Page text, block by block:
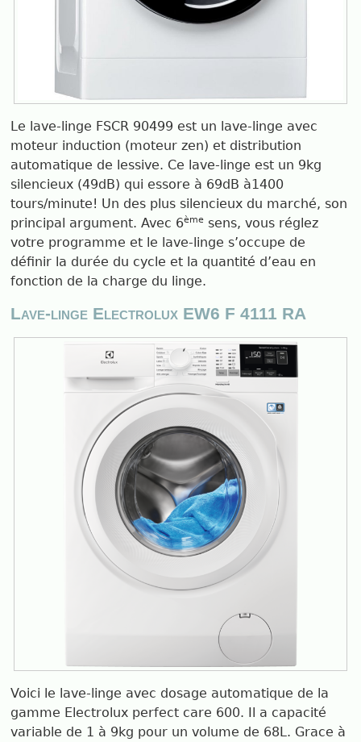
Le lave-linge FSCR 90499 est un lave-linge avec
moteur induction (moteur zen) et distribution
automatique de lessive. Ce lave-linge est un 9kg
silencieux (49dB) qui essore à 69dB à1400
tours/minute! Un des plus silencieux du marché, son
principal argument. Avec 6ème sens, vous réglez
votre programme et le lave-linge s’occupe de
définir la durée du cycle et la quantité d’eau en
fonction de la charge du linge.
Lave-linge Electrolux EW6 F 4111 RA
Voici le lave-linge avec dosage automatique de la
gamme Electrolux perfect care 600. Il a capacité
variable de 1 à 9kg pour un volume de 68L. Grace à